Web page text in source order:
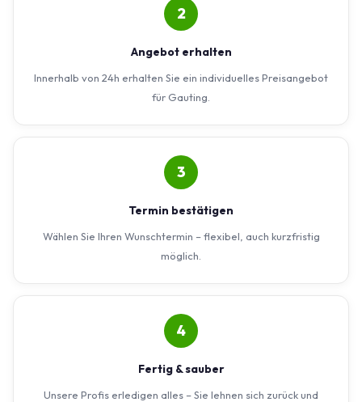
2
Angebot erhalten
Innerhalb von 24h erhalten Sie ein individuelles Preisangebot
für Gauting.
3
Termin bestätigen
Wählen Sie Ihren Wunschtermin – flexibel, auch kurzfristig
möglich.
4
Fertig & sauber
Unsere Profis erledigen alles – Sie lehnen sich zurück und